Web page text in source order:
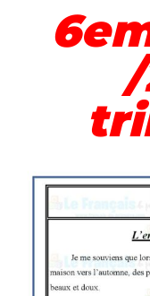
/